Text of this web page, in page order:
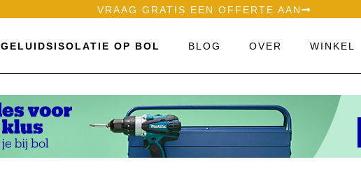
VRAAG GRATIS EEN OFFERTE AAN
GELUIDSISOLATIE OP BOL BLOG OVER WINKEL